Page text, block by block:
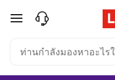
ข้ามไปที่เนื้อหาหลัก